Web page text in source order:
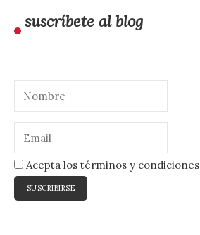
suscríbete al blog
Acepta los términos y condiciones